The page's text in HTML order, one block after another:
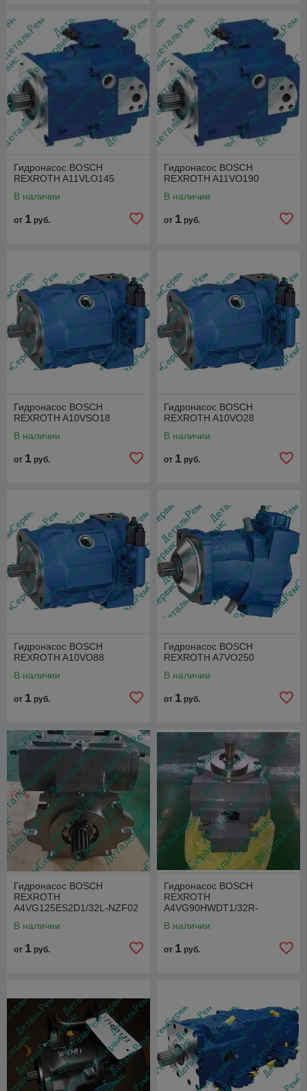
Гидронасос BOSCH
REXROTH A11VLO145
В наличии
от 1 руб.
Гидронасос BOSCH
REXROTH A11VO190
В наличии
от 1 руб.
Гидронасос BOSCH
REXROTH A10VSO18
В наличии
от 1 руб.
Гидронасос BOSCH
REXROTH A10VO28
В наличии
от 1 руб.
Гидронасос BOSCH
REXROTH A10VO88
В наличии
от 1 руб.
Гидронасос BOSCH
REXROTH A7VO250
В наличии
от 1 руб.
Гидронасос BOSCH
REXROTH
A4VG125ES2D1/32L-NZF02
В наличии
от 1 руб.
Гидронасос BOSCH
REXROTH
A4VG90HWDT1/32R-
В наличии
от 1 руб.